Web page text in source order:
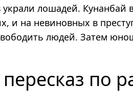
лошадей. Кунанбай
и на невиновных в
людей. Затем
по